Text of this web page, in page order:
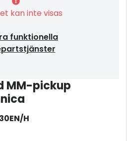
kan inte visas
funktionella
MM-pickup
H